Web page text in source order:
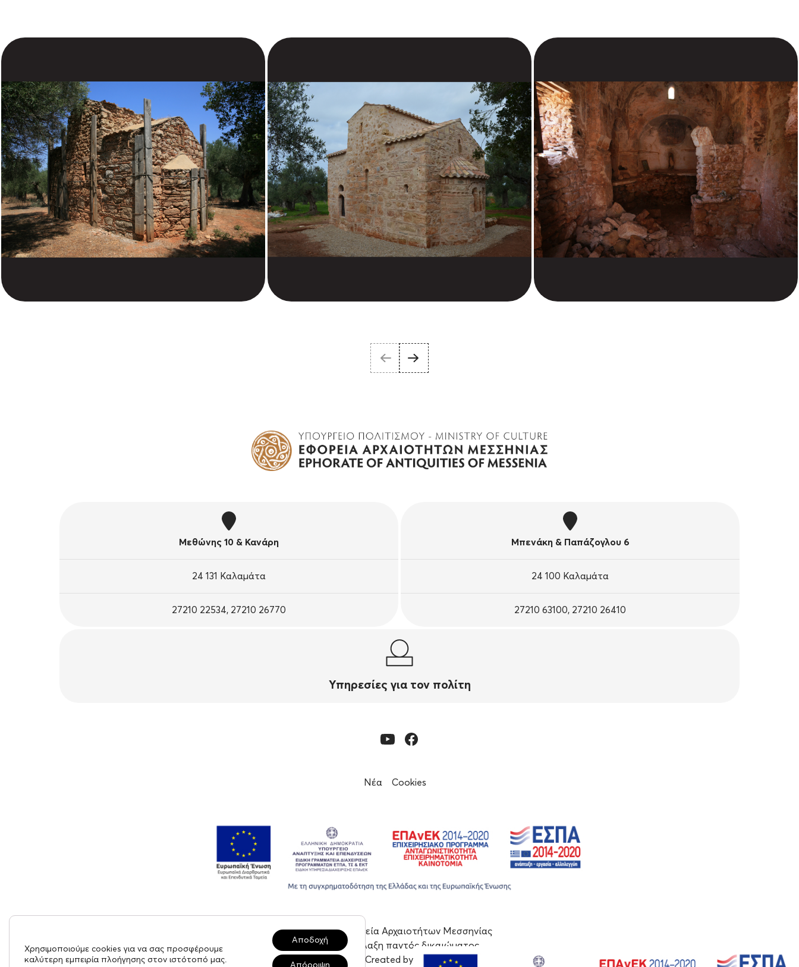
Μεθώνης 10 & Κανάρη
24 131 Καλαμάτα
27210 22534, 27210 26770
Μπενάκη & Παπάζογλου 6
24 100 Καλαμάτα
27210 63100, 27210 26410
Υπηρεσίες για τον πολίτη
Νέα Cookies
© 2023, Εφορεία Αρχαιοτήτων Μεσσηνίας
Με επιφύλαξη παντός δικαιώματος
Created by tool
Χρησιμοποιούμε cookies για να σας προσφέρουμε
καλύτερη εμπειρία πλοήγησης στον ιστότοπό μας.
Αποδοχή
Απόρριψη